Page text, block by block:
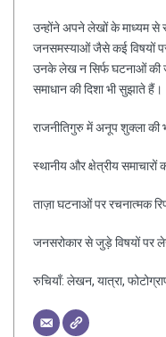
उन्होंने अपने लेखों के माध्यम से
जनसमस्याओं जैसे कई विषयों
उनके लेख न सिर्फ घटनाओं की
समाधान की दिशा भी सुझाते हैं।
राजनीतिगुरु में अनूप शुक्ला की
स्थानीय और क्षेत्रीय समाचारों
ताज़ा घटनाओं पर रचनात्मक
जनसरोकार से जुड़े विषयों पर
रुचियाँ: लेखन, यात्रा,